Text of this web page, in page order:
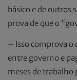
básico e de outros
prova de que o
– Isso comprova o
entre governo e
meses de trabalho